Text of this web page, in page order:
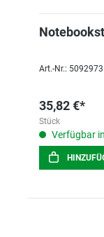
Art.-Nr.: 5092973
35,82 €*
Stück
Verfügbar